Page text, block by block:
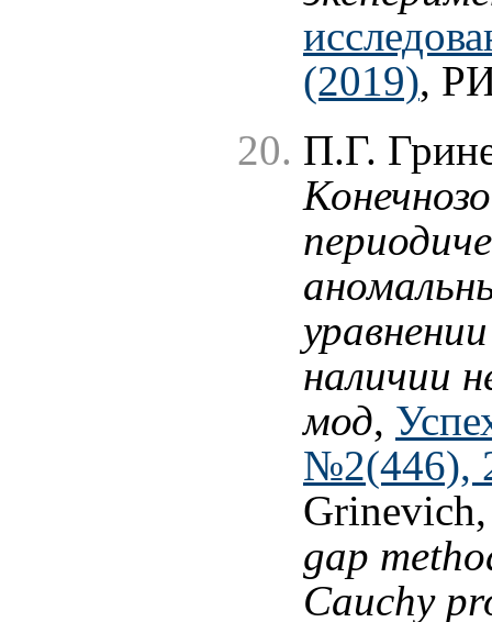
(2019),
П.Г.
наличии
мод,
№2(446),
gap
Cauchy